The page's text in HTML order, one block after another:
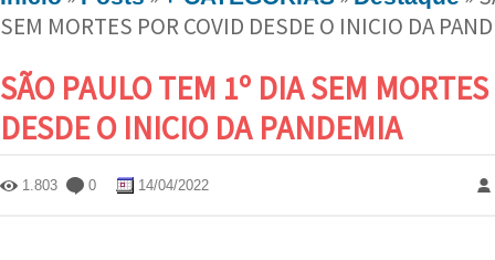
SEM MORTES POR COVID DESDE O INICIO DA
SÃO PAULO TEM 1º DIA SEM
DESDE O INICIO DA PANDEMIA
1.803 0 14/04/2022